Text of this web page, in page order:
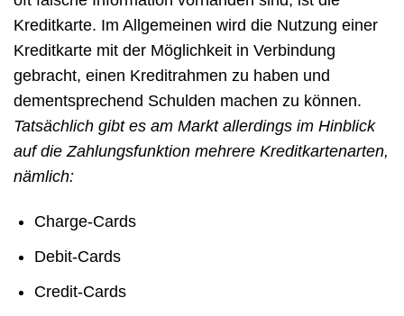
Kreditkarte. Im Allgemeinen wird die Nutzung einer
Kreditkarte mit der Möglichkeit in Verbindung
gebracht, einen Kreditrahmen zu haben und
dementsprechend Schulden machen zu können.
Tatsächlich gibt es am Markt allerdings im Hinblick
auf die Zahlungsfunktion mehrere Kreditkartenarten,
nämlich:
Charge-Cards
Debit-Cards
Credit-Cards